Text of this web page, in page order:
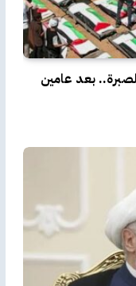
الصبرة.. بعد عامين